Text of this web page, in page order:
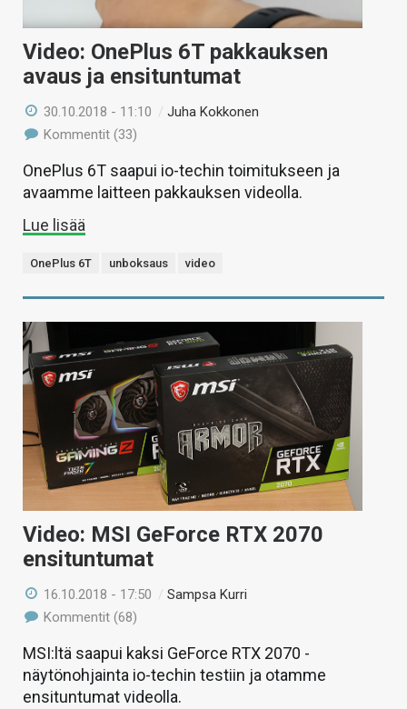
Video: OnePlus 6T pakkauksen
avaus ja ensituntumat
30.10.2018 - 11:10 /Juha Kokkonen
Kommentit (33)
OnePlus 6T saapui io-techin toimitukseen ja
avaamme laitteen pakkauksen videolla.
Lue lisää
OnePlus 6T unboksaus video
Video: MSI GeForce RTX 2070
ensituntumat
16.10.2018 - 17:50 /Sampsa Kurri
Kommentit (68)
MSI:ltä saapui kaksi GeForce RTX 2070 -
näytönohjainta io-techin testiin ja otamme
ensituntumat videolla.